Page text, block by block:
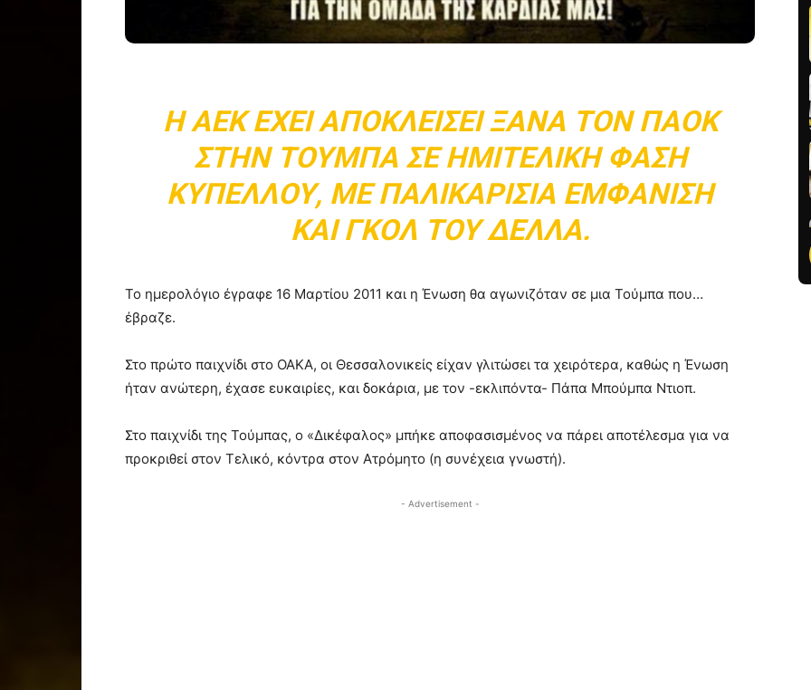
Η ΑΕΚ ΈΧΕΙ ΑΠΟΚΛΕΊΣΕΙ ΞΑΝΆ ΤΟΝ ΠΑΟΚ
ΣΤΗΝ ΤΟΎΜΠΑ ΣΕ ΗΜΙΤΕΛΙΚΉ ΦΆΣΗ
ΚΥΠΈΛΛΟΥ, ΜΕ ΠΑΛΙΚΑΡΊΣΙΑ ΕΜΦΆΝΙΣΗ
ΚΑΙ ΓΚΟΛ ΤΟΥ ΔΈΛΛΑ.
Το ημερολόγιο έγραφε 16 Μαρτίου 2011 και η Ένωση θα αγωνιζόταν σε μια Τούμπα που…
έβραζε.
Στο πρώτο παιχνίδι στο ΟΑΚΑ, οι Θεσσαλονικείς είχαν γλιτώσει τα χειρότερα, καθώς η Ένωση
ήταν ανώτερη, έχασε ευκαιρίες, και δοκάρια, με τον -εκλιπόντα- Πάπα Μπούμπα Ντιοπ.
Στο παιχνίδι της Τούμπας, ο «Δικέφαλος» μπήκε αποφασισμένος να πάρει αποτέλεσμα για να
προκριθεί στον Τελικό, κόντρα στον Ατρόμητο (η συνέχεια γνωστή).
- Advertisement -